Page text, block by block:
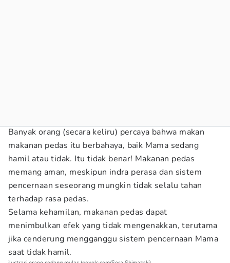
Banyak orang (secara keliru) percaya bahwa makan
makanan pedas itu berbahaya, baik Mama sedang
hamil atau tidak. Itu tidak benar! Makanan pedas
memang aman, meskipun indra perasa dan sistem
pencernaan seseorang mungkin tidak selalu tahan
terhadap rasa pedas.
Selama kehamilan, makanan pedas dapat
menimbulkan efek yang tidak mengenakkan, terutama
jika cenderung mengganggu sistem pencernaan Mama
saat tidak hamil.